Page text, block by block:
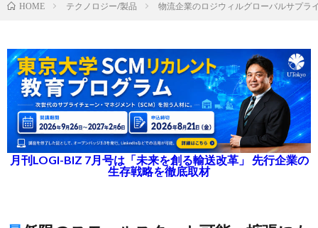
HOME テクノロジー/製品 物流企業のロジウィルグローバルサプラ
月刊LOGI-BIZ 7月号は「未来を創る輸送改革」 先行企業の
生存戦略を徹底取材